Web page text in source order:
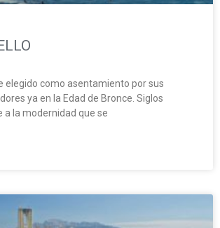
elegido como asentamiento por sus
ya en la Edad de Bronce. Siglos
a la modernidad que se